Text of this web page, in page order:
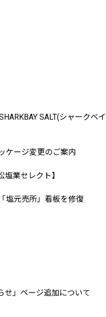
SALT(シャークベイ
ケージ変更のご案内
塩業セレクト】
塩元売所」看板を修復
」ページ追加について